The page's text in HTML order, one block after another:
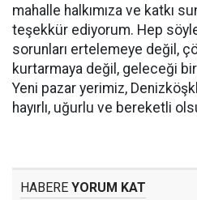
mahalle halkımıza ve katkı
teşekkür ediyorum. Hep
sorunları ertelemeye değil,
kurtarmaya değil, geleceği
Yeni pazar yerimiz,
hayırlı, uğurlu ve bereketli
HABERE YORUM KAT